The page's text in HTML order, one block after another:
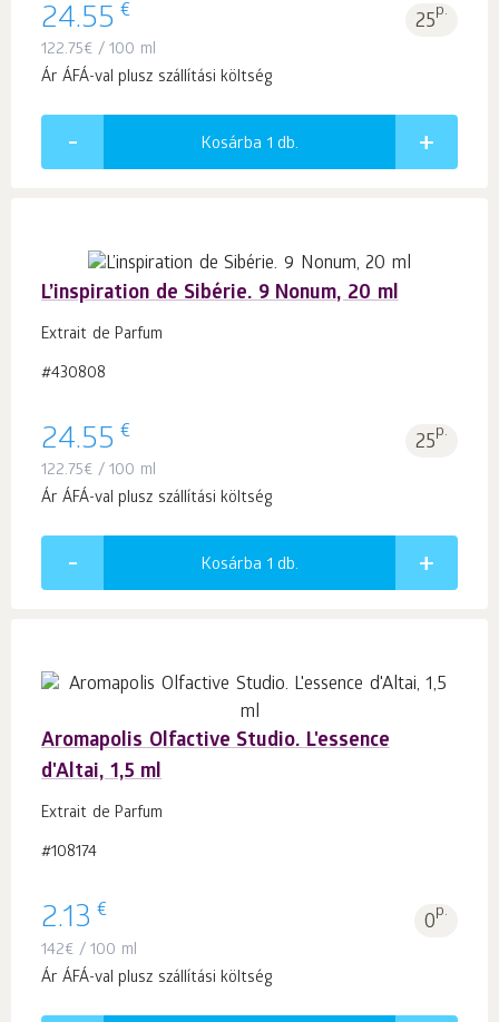
24.55 € 25p.
122.75€ / 100 ml
Ár ÁFÁ-val plusz szállítási költség
Kosárba 1 db.
L’inspiration de Sibérie. 9 Nonum, 20 ml
Extrait de Parfum
#430808
24.55 € 25p.
122.75€ / 100 ml
Ár ÁFÁ-val plusz szállítási költség
Kosárba 1 db.
Aromapolis Olfactive Studio. L'essence
d'Altai, 1,5 ml
Extrait de Parfum
#108174
2.13 € 0p.
142€ / 100 ml
Ár ÁFÁ-val plusz szállítási költség